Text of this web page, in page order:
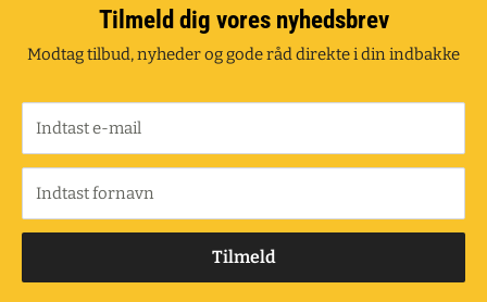
Tilmeld dig vores nyhedsbrev
Modtag tilbud, nyheder og gode råd direkte i din indbakke
Indtast e-mail
Indtast fornavn
Tilmeld